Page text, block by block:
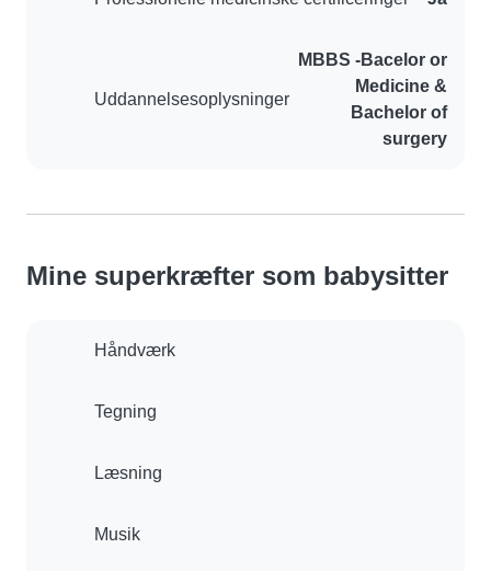
Uddannelsesoplysninger
MBBS -Bacelor or
Medicine &
Bachelor of
surgery
Mine superkræfter som babysitter
Håndværk
Tegning
Læsning
Musik